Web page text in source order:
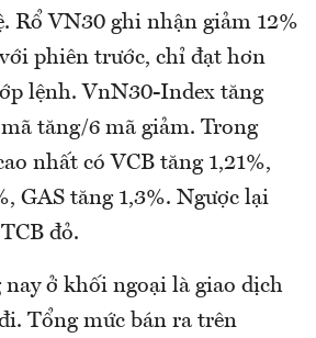
Rổ VN30 ghi nhận giảm 12%
phiên trước, chỉ đạt hơn
lệnh. VnN30-Index tăng
tăng/6 mã giảm. Trong
nhất có VCB tăng 1,21%,
GAS tăng 1,3%. Ngược lại
đỏ.
ở khối ngoại là giao dịch
Tổng mức bán ra trên